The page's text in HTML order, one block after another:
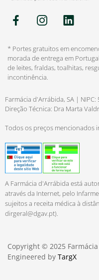
* Portes gratuitos em
morada de entrega em
de leites, fraldas, toalhitas,
incontinência.
Farmácia d'Arrábida, SA | NIPC:
Direção Técnica: Dra Marta
Todos os preços mencionados
A Farmácia d'Arrábida está
através da Internet, pelo
sujeitos a receita médica à
dirgeral@dgav.pt).
Copyright © 2025
Engineered by TargX